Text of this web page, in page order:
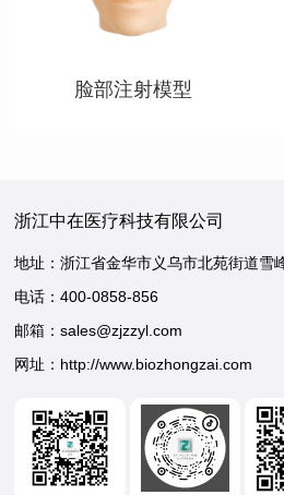
脸部注射模型
浙江中在医疗科技有限公司
地址：浙江省金华市义乌市北苑街道雪
电话：400-0858-856
邮箱：sales@zjzzyl.com
网址：http://www.biozhongzai.com